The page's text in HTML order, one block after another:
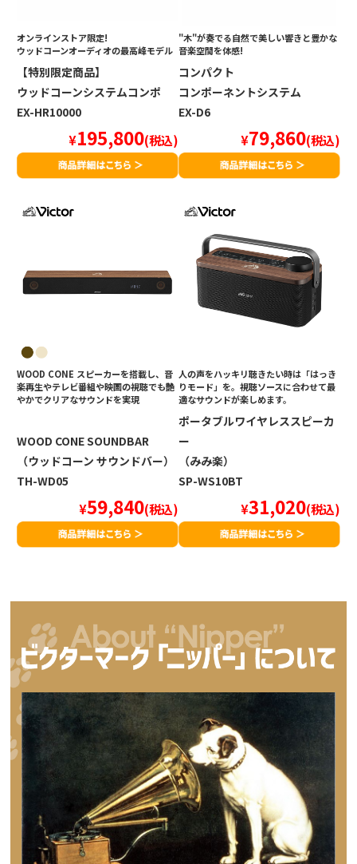
オンラインストア限定!
ウッドコーンオーディオの最高峰モデル
【特別限定商品】
ウッドコーンシステムコンポ
EX-HR10000
¥195,800(税込)
"木"が奏でる自然で美しい響きと豊かな
音楽空間を体感!
コンパクト
コンポーネントシステム
EX-D6
¥79,860(税込)
WOOD CONE スピーカーを搭載し、音
楽再生やテレビ番組や映画の視聴でも艶
やかでクリアなサウンドを実現
WOOD CONE SOUNDBAR
（ウッドコーン サウンドバー）
TH-WD05
¥59,840(税込)
人の声をハッキリ聴きたい時は「はっき
りモード」を。視聴ソースに合わせて最
適なサウンドが楽しめます。
ポータブルワイヤレススピーカ
ー
（みみ楽）
SP-WS10BT
¥31,020(税込)